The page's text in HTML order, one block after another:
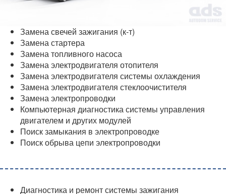
Замена свечей зажигания (к-т)
Замена стартера
Замена топливного насоса
Замена электродвигателя отопителя
Замена электродвигателя системы охлаждения
Замена электродвигателя стеклоочистителя
Замена электропроводки
Компьютерная диагностика системы управления
двигателем и других модулей
Поиск замыкания в электропроводке
Поиск обрыва цепи электропроводки
Диагностика и ремонт системы зажигания